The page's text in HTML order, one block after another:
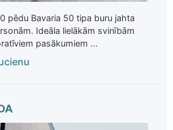
pēdu Bavaria 50 tipa buru jahta
Ideāla lielākām svinībām
pasākumiem ...